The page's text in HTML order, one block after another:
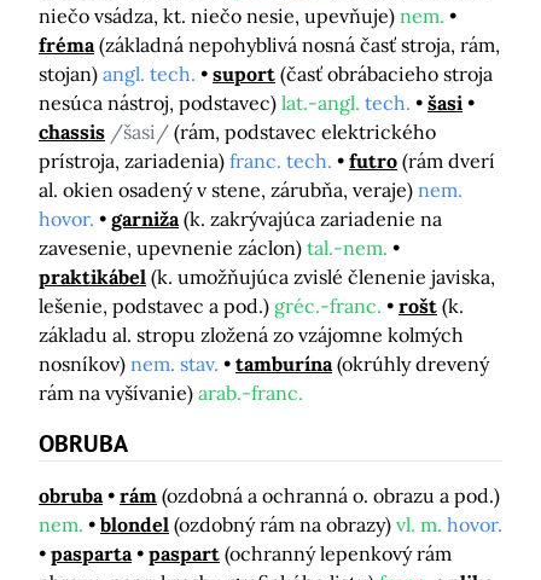
niečo vsádza, kt. niečo nesie, upevňuje) nem.
fréma (základná nepohyblivá nosná časť stroja, rám,
stojan) angl. tech. suport (časť obrábacieho stroja
nesúca nástroj, podstavec) lat.-angl. tech.
šasi
chassis /šasi/ (rám, podstavec elektrického
prístroja, zariadenia) franc. tech. futro (rám dverí
al. okien osadený v stene, zárubňa, veraje) nem.
hovor.
garniža (k. zakrývajúca zariadenie na
zavesenie, upevnenie záclon) tal.-nem.
praktikábel (k. umožňujúca zvislé členenie javiska,
lešenie, podstavec a pod.) gréc.-franc. rošt (k.
základu al. stropu zložená zo vzájomne kolmých
nosníkov) nem. stav. tamburína (okrúhly drevený
rám na vyšívanie) arab.-franc.
OBRUBA
obruba rám (ozdobná a ochranná o. obrazu a pod.)
nem.
blondel (ozdobný rám na obrazy) vl. m. hovor.
pasparta
paspart (ochranný lepenkový rám